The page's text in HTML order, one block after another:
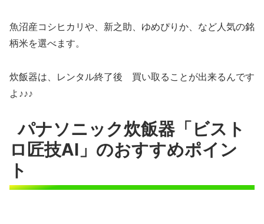
魚沼産コシヒカリや、新之助、ゆめぴりか、など人気の銘
柄米を選べます。
炊飯器は、レンタル終了後 買い取ることが出来るんです
よ♪♪♪
パナソニック炊飯器「ビスト
ロ匠技AI」のおすすめポイン
ト